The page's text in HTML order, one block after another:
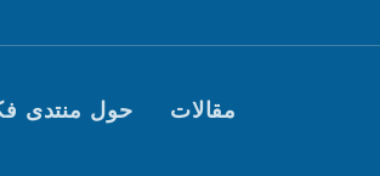
(Fikra Forum)
مقالات حول منتدى